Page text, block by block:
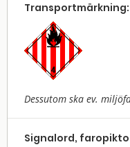
Transport­märkning:
Dessutom ska ev.
Signalord,